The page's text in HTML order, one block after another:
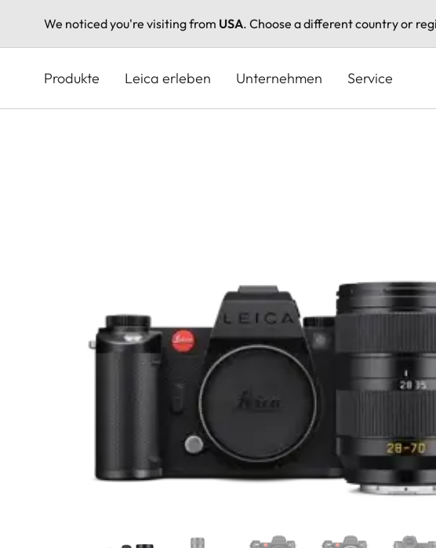
We noticed you're visiting from USA. Choose a different country or
Produkte Leica erleben Unternehmen Service